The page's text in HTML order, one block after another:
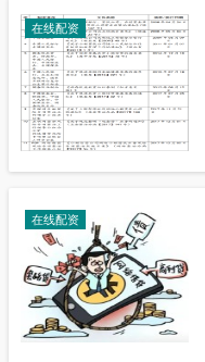
在线配资
在线配资